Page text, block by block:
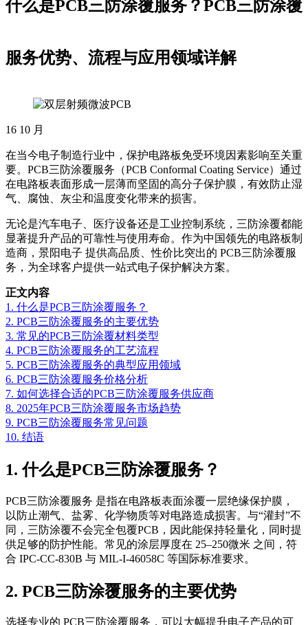
什么是PCB三防涂覆服务？PCB三防涂覆
服务优势、流程与应用领域详解
16 10 月
在当今电子制造行业中，保护电路板免受环境因素影响至关重
要。PCB三防涂覆服务（PCB Conformal Coating Service）通过
在电路板表面形成一层薄而坚固的高分子保护膜，有效防止湿
气、腐蚀、灰尘和温度变化带来的损害。
无论是汽车电子、医疗设备还是工业控制系统，三防涂覆都能
显著提升产品的可靠性与使用寿命。作为中国领先的电路板制
造商，景阳电子 提供高品质、性价比突出的 PCB三防涂覆服
务，为全球客户提供一站式电子保护解决方案。
正文内容
1. 什么是PCB三防涂覆服务？
2. PCB三防涂覆服务的主要优势
3. 常见的PCB三防涂覆材料类型
4. PCB三防涂覆服务的工艺流程
5. PCB三防涂覆服务的典型应用领域
6. PCB三防涂覆服务价格分析
7. 如何选择合适的PCB三防涂覆服务供应商
8. 2025年PCB三防涂覆服务市场趋势
9. PCB三防涂覆服务常见问题
10. 结语
1. 什么是PCB三防涂覆服务？
PCB三防涂覆服务 是指在电路板表面涂覆一层绝缘保护膜，
以防止潮气、盐雾、化学物质等对电路造成损害。与“灌封”不
同，三防涂覆不会完全包覆PCB，因此能保持轻量化，同时提
供足够的防护性能。常见的涂层厚度在 25–250微米 之间，符
合 IPC-CC-830B 与 MIL-I-46058C 等国际标准要求。
2. PCB三防涂覆服务的主要优势
选择专业的 PCB三防涂覆服务，可以大幅提升电子产品的可